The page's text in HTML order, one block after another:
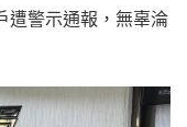
遭警示通報，無辜淪